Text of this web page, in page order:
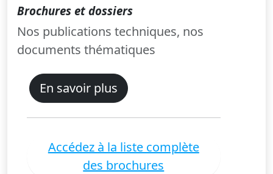
Brochures et dossiers
Nos publications techniques, nos
documents thématiques
En savoir plus
Accédez à la liste complète
des brochures